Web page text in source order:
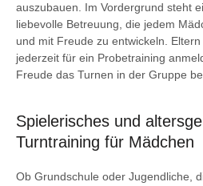
auszubauen. Im Vordergrund steht
liebevolle Betreuung, die jedem
und mit Freude zu entwickeln.
jederzeit für ein Probetraining
Freude das Turnen in der Gruppe
Spielerisches und
Turntraining für Mädchen
Ob Grundschule oder Jugendliche,